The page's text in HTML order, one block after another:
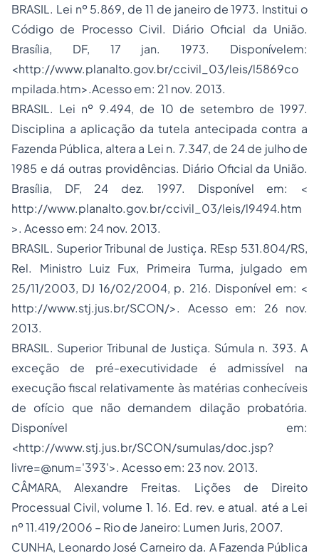
BRASIL. Lei nº 5.869, de 11 de janeiro de 1973. Institui o
Código de Processo Civil. Diário Oficial da União.
Brasília, DF, 17 jan. 1973. Disponívelem:
<http://www.planalto.gov.br/ccivil_03/leis/l5869co
mpilada.htm>.Acesso em: 21 nov. 2013.
BRASIL. Lei nº 9.494, de 10 de setembro de 1997.
Disciplina a aplicação da tutela antecipada contra a
Fazenda Pública, altera a Lei n. 7.347, de 24 de julho de
1985 e dá outras providências. Diário Oficial da União.
Brasília, DF, 24 dez. 1997. Disponível em: <
http://www.planalto.gov.br/ccivil_03/leis/l9494.htm
>. Acesso em: 24 nov. 2013.
BRASIL. Superior Tribunal de Justiça. REsp 531.804/RS,
Rel. Ministro Luiz Fux, Primeira Turma, julgado em
25/11/2003, DJ 16/02/2004, p. 216. Disponível em: <
http://www.stj.jus.br/SCON/>. Acesso em: 26 nov.
2013.
BRASIL. Superior Tribunal de Justiça. Súmula n. 393. A
exceção de pré-executividade é admissível na
execução fiscal relativamente às matérias conhecíveis
de ofício que não demandem dilação probatória.
Disponível em:
<http://www.stj.jus.br/SCON/sumulas/doc.jsp?
livre=@num='393'>. Acesso em: 23 nov. 2013.
CÂMARA, Alexandre Freitas. Lições de Direito
Processual Civil, volume 1. 16. Ed. rev. e atual. até a Lei
nº 11.419/2006 – Rio de Janeiro: Lumen Juris, 2007.
CUNHA, Leonardo José Carneiro da. A Fazenda Pública